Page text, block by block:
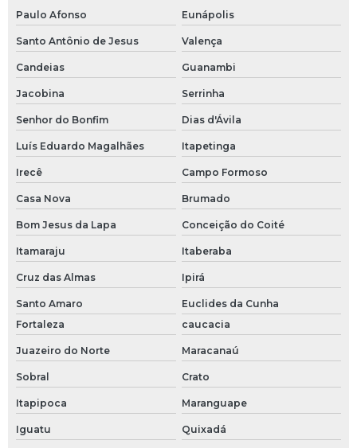
Paulo Afonso Eunápolis
Santo Antônio de Jesus Valença
Candeias Guanambi
Jacobina Serrinha
Senhor do Bonfim Dias d'Ávila
Luís Eduardo Magalhães Itapetinga
Irecê Campo Formoso
Casa Nova Brumado
Bom Jesus da Lapa Conceição do Coité
Itamaraju Itaberaba
Cruz das Almas Ipirá
Santo Amaro
Euclides da Cunha
Fortaleza
caucacia
Juazeiro do Norte Maracanaú
Sobral Crato
Itapipoca Maranguape
Iguatu Quixadá